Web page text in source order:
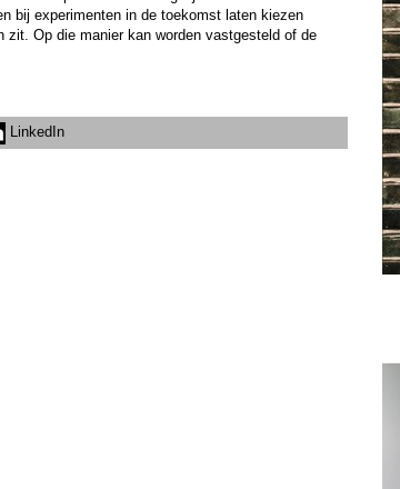
bij experimenten in de toekomst laten kiezen
zit. Op die manier kan worden vastgesteld of de
LinkedIn